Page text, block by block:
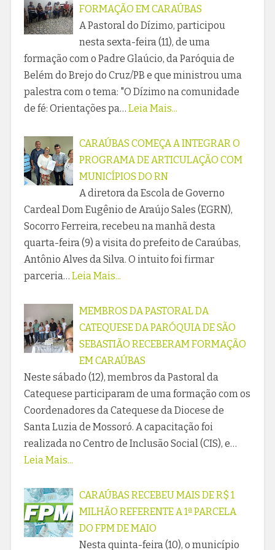
FORMAÇÃO EM CARAÚBAS
A Pastoral do Dízimo, participou
nesta sexta-feira (11), de uma
formação com o Padre Glaúcio, da Paróquia de
Belém do Brejo do Cruz/PB e que ministrou uma
palestra com o tema: "O Dízimo na comunidade
de fé: Orientações pa… Leia Mais...
CARAÚBAS COMEÇA A INTEGRAR O
PROGRAMA DE ARTICULAÇÃO COM
MUNICÍPIOS DO RN
A diretora da Escola de Governo
Cardeal Dom Eugênio de Araújo Sales (EGRN),
Socorro Ferreira, recebeu na manhã desta
quarta-feira (9) a visita do prefeito de Caraúbas,
Antônio Alves da Silva. O intuito foi firmar
parceria… Leia Mais...
MEMBROS DA PASTORAL DA
CATEQUESE DA PARÓQUIA DE SÃO
SEBASTIÃO RECEBERAM FORMAÇÃO
EM CARAÚBAS
Neste sábado (12), membros da Pastoral da
Catequese participaram de uma formação com os
Coordenadores da Catequese da Diocese de
Santa Luzia de Mossoró. A capacitação foi
realizada no Centro de Inclusão Social (CIS), e…
Leia Mais...
CARAÚBAS RECEBEU MAIS DE R$ 1
MILHÃO REFERENTE A 1ª PARCELA
DO FPM DE MAIO
Nesta quinta-feira (10), o município